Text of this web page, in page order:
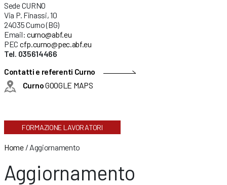
Sede CURNO
Via P. Finassi, 10
24035 Curno (BG)
Email: curno@abf.eu
PEC cfp.curno@pec.abf.eu
Tel. 035614466
Contatti e referenti Curno
CurnoGOOGLE MAPS
FORMAZIONE LAVORATORI
Home/ Aggiornamento
Aggiornamento